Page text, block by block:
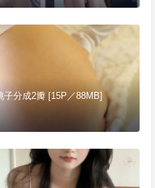
分成2瓣 [15P／88MB]